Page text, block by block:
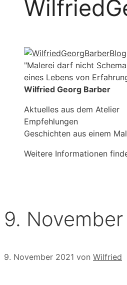
"Malerei darf nicht
eines Lebens von
Wilfried Georg Barber
Aktuelles aus dem Atelier
Empfehlungen
Geschichten aus einem
Weitere Informationen
9. November
9. November 2021 von Wilfried